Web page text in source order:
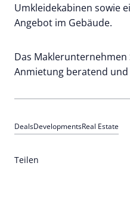
Umkleidekabinen sowie
Angebot im Gebäude.
Das Maklerunternehmen
Anmietung beratend
DealsDevelopmentsReal Estate
Teilen